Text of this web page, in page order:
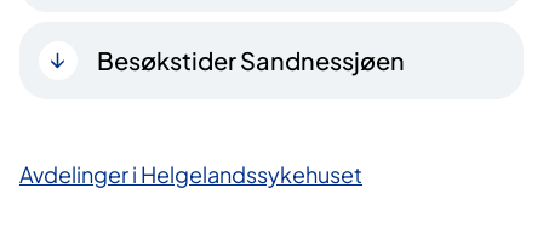
Besøkstider Sandnessjøen
Avdelinger i Helgelandssykehuset